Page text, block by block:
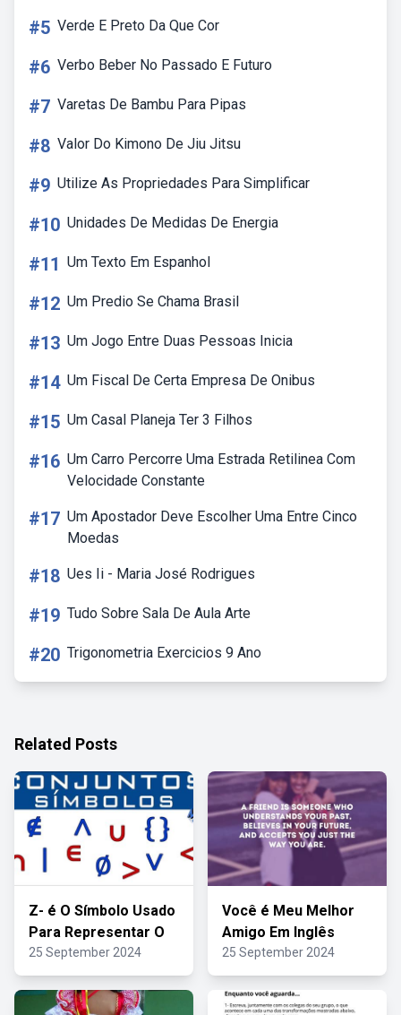
#5 Verde E Preto Da Que Cor
#6 Verbo Beber No Passado E Futuro
#7 Varetas De Bambu Para Pipas
#8 Valor Do Kimono De Jiu Jitsu
#9 Utilize As Propriedades Para Simplificar
#10 Unidades De Medidas De Energia
#11 Um Texto Em Espanhol
#12 Um Predio Se Chama Brasil
#13 Um Jogo Entre Duas Pessoas Inicia
#14 Um Fiscal De Certa Empresa De Onibus
#15 Um Casal Planeja Ter 3 Filhos
#16 Um Carro Percorre Uma Estrada Retilinea Com
Velocidade Constante
#17 Um Apostador Deve Escolher Uma Entre Cinco
Moedas
#18 Ues Ii - Maria José Rodrigues
#19 Tudo Sobre Sala De Aula Arte
#20 Trigonometria Exercicios 9 Ano
Related Posts
Z- é O Símbolo Usado
Para Representar O
25 September 2024
Você é Meu Melhor
Amigo Em Inglês
25 September 2024